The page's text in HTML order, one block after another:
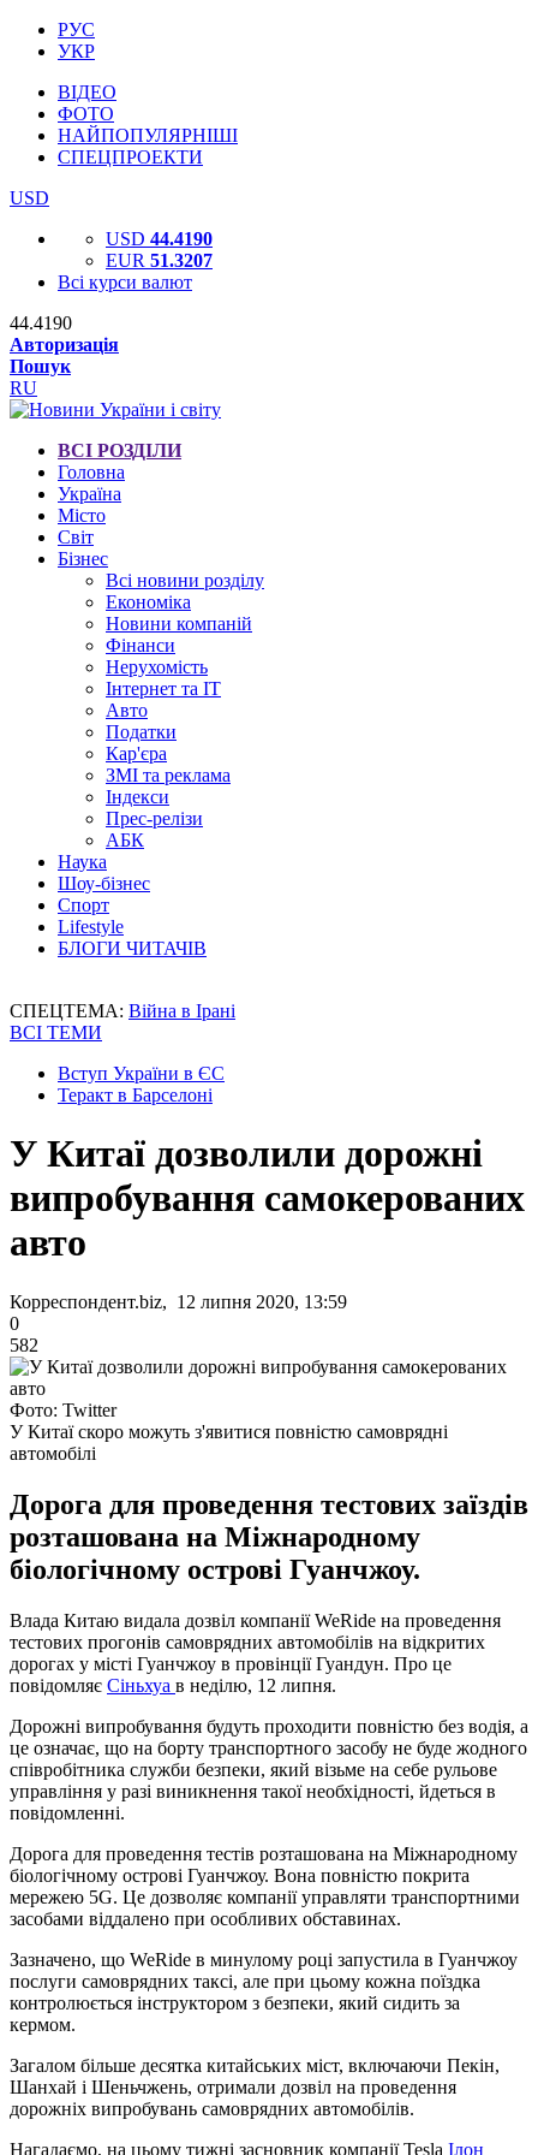
РУС
УКР
ВІДЕО
ФОТО
НАЙПОПУЛЯРНІШІ
СПЕЦПРОЕКТИ
USD
USD 44.4190
EUR 51.3207
Всі курси валют
44.4190
Авторизація
Пошук
RU
ВСІ РОЗДІЛИ
Головна
Україна
Місто
Світ
Бізнес
Всі новини розділу
Економіка
Новини компаній
Фінанси
Нерухомість
Інтернет та IT
Авто
Податки
Кар'єра
ЗМІ та реклама
Індекси
Прес-релізи
АБК
Наука
Шоу-бізнес
Спорт
Lifestyle
БЛОГИ ЧИТАЧІВ
СПЕЦТЕМА: Війна в Ірані
ВСІ ТЕМИ
Вступ України в ЄС
Теракт в Барселоні
У Китаї дозволили дорожні
випробування самокерованих
авто
Корреспондент.biz, 12 липня 2020, 13:59
0
582
Фото: Twitter
У Китаї скоро можуть з'явитися повністю самоврядні
автомобілі
Дорога для проведення тестових заїздів
розташована на Міжнародному
біологічному острові Гуанчжоу.
Влада Китаю видала дозвіл компанії WeRide на проведення
тестових прогонів самоврядних автомобілів на відкритих
дорогах у місті Гуанчжоу в провінції Гуандун. Про це
повідомляє Сіньхуа в неділю, 12 липня.
Дорожні випробування будуть проходити повністю без водія, а
це означає, що на борту транспортного засобу не буде жодного
співробітника служби безпеки, який візьме на себе рульове
управління у разі виникнення такої необхідності, йдеться в
повідомленні.
Дорога для проведення тестів розташована на Міжнародному
біологічному острові Гуанчжоу. Вона повністю покрита
мережею 5G. Це дозволяє компанії управляти транспортними
засобами віддалено при особливих обставинах.
Зазначено, що WeRide в минулому році запустила в Гуанчжоу
послуги самоврядних таксі, але при цьому кожна поїздка
контролюється інструктором з безпеки, який сидить за
кермом.
Загалом більше десятка китайських міст, включаючи Пекін,
Шанхай і Шеньчжень, отримали дозвіл на проведення
дорожніх випробувань самоврядних автомобілів.
Нагадаємо, на цьому тижні засновник компанії Tesla Ілон